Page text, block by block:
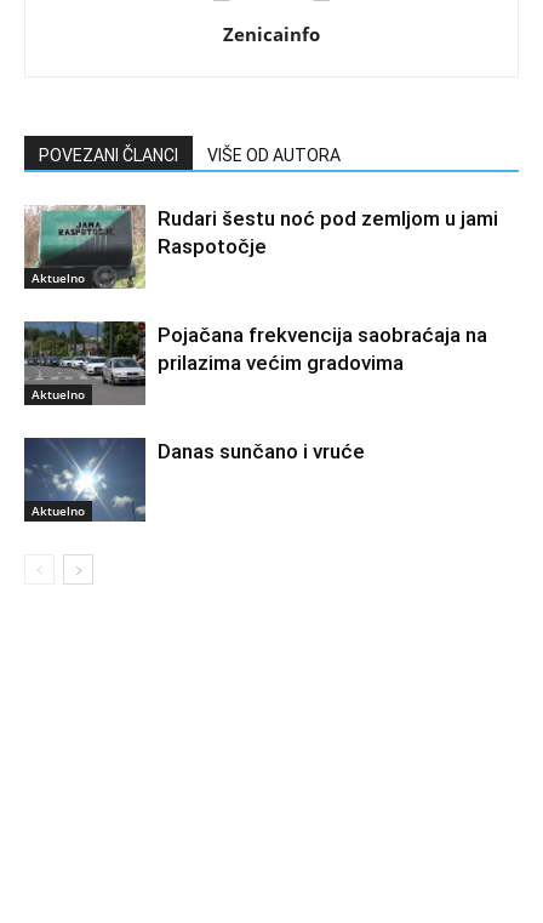
Zenicainfo
POVEZANI ČLANCI VIŠE OD AUTORA
Aktuelno
Rudari šestu noć pod zemljom u jami
Raspotočje
Aktuelno
Pojačana frekvencija saobraćaja na
prilazima većim gradovima
Aktuelno
Danas sunčano i vruće